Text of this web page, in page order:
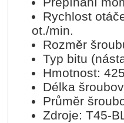
Rychlost
ot./min.
Rozměr
Typ bitu
Hmotnost:
Délka
Průměr
Zdroje: T45-